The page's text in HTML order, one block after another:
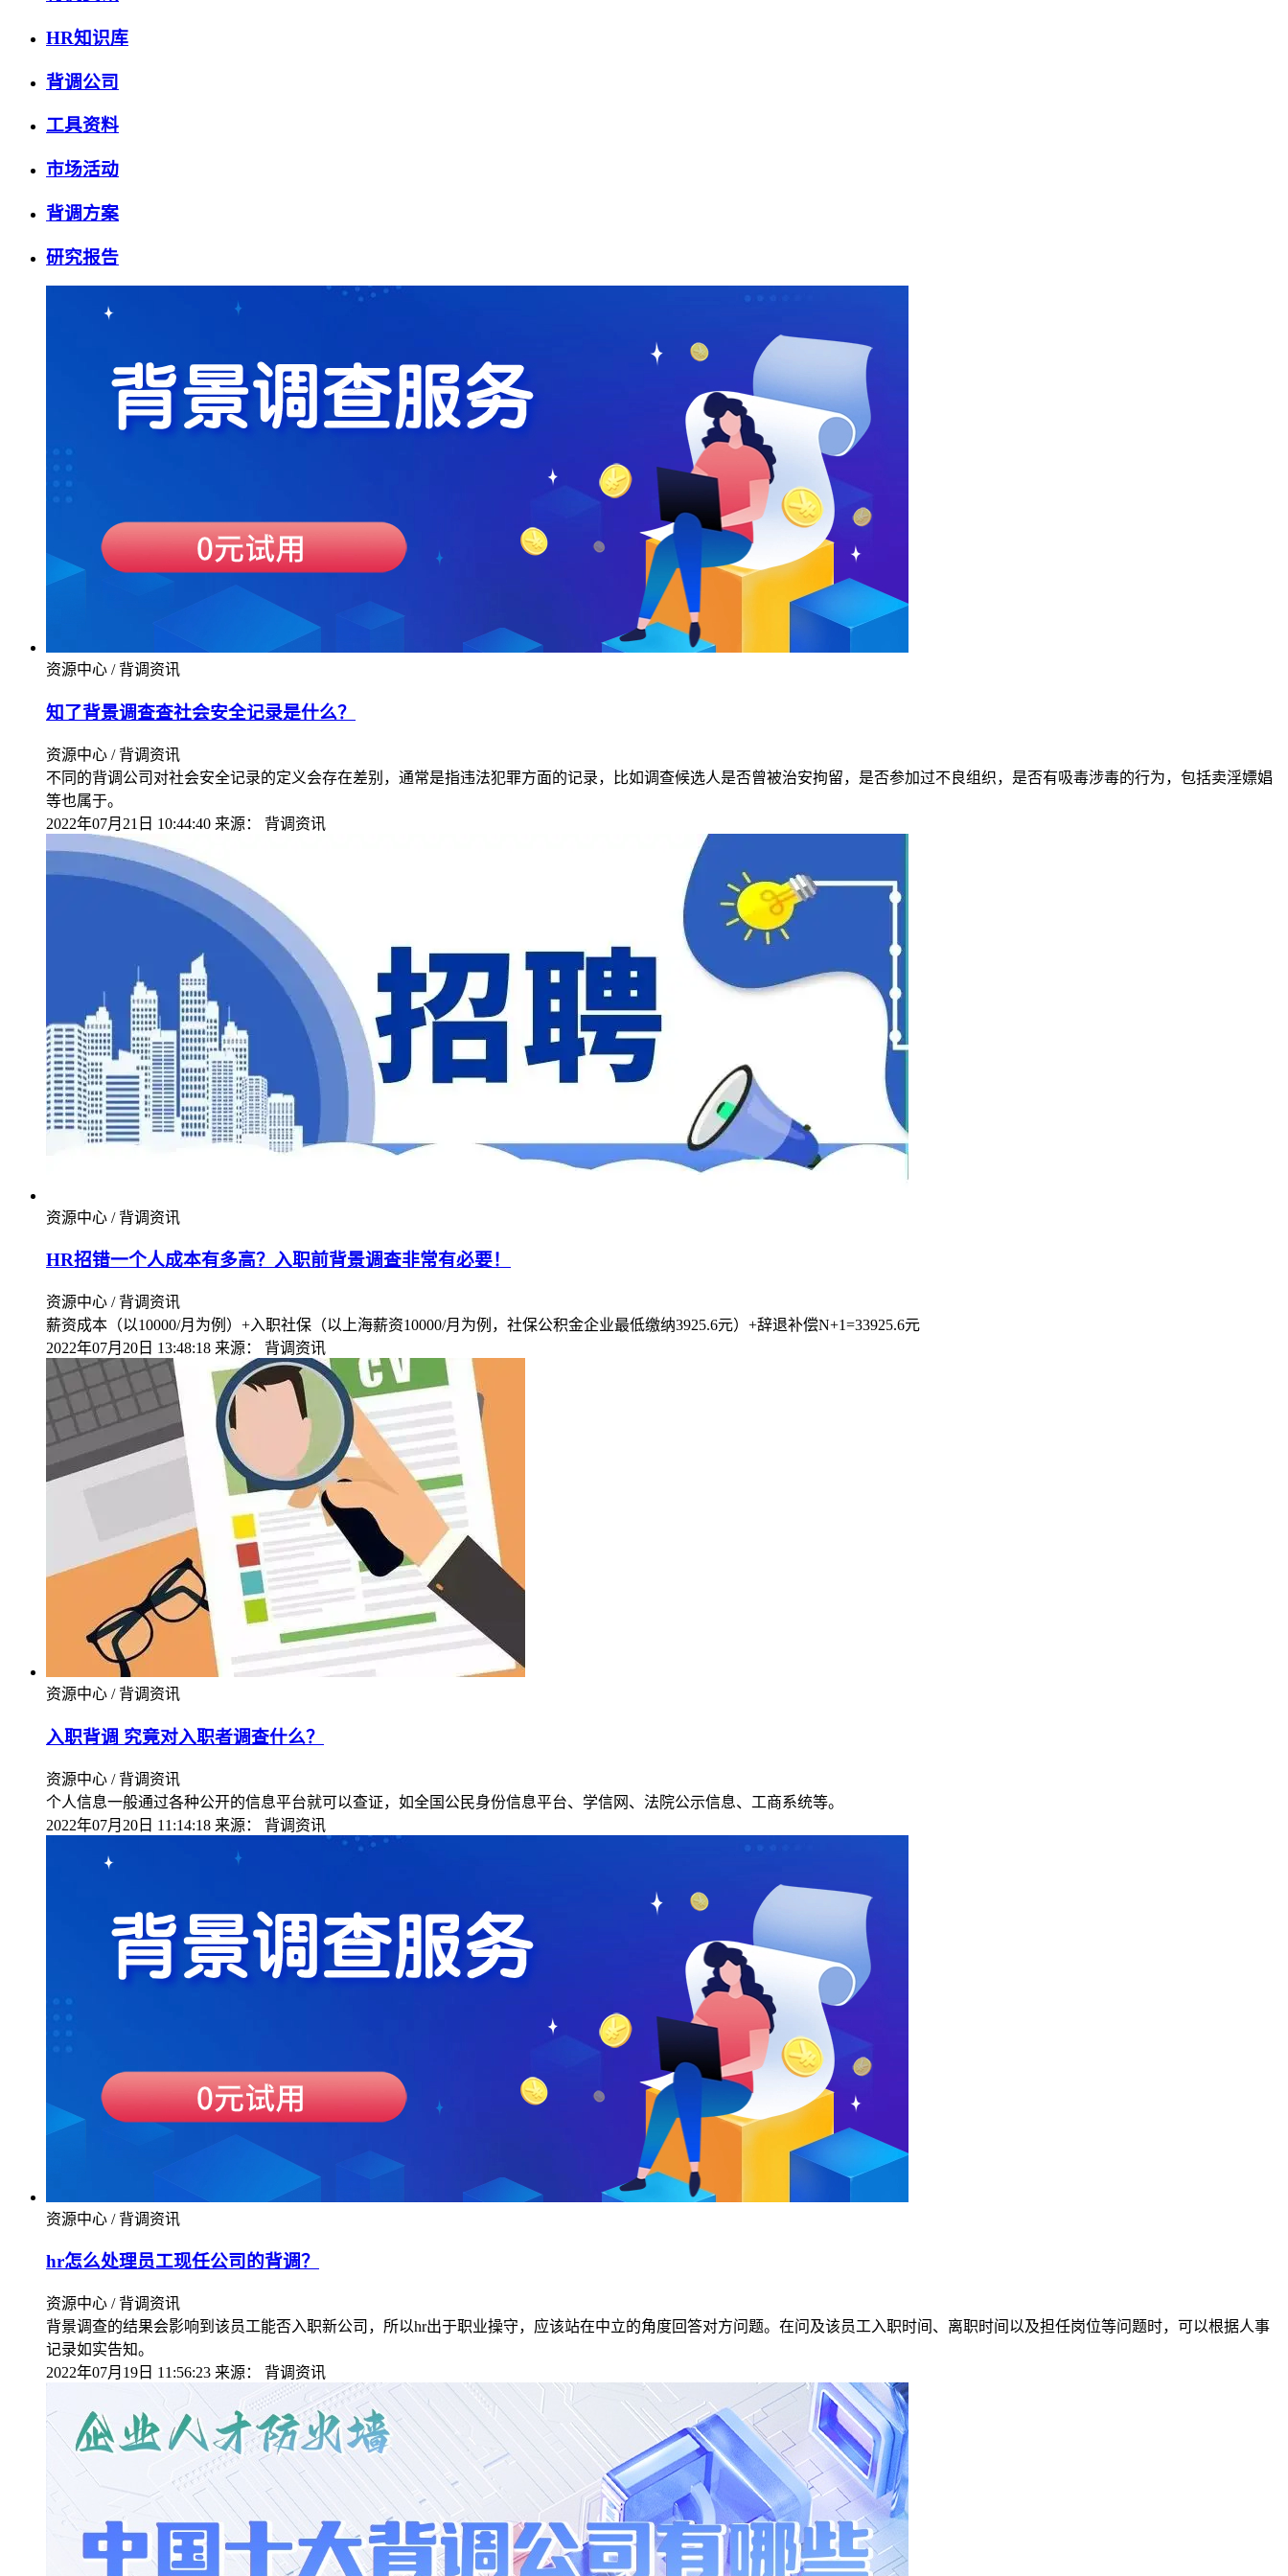
HR知识库
背调公司
工具资料
市场活动
背调方案
研究报告
资源中心 / 背调资讯
知了背景调查查社会安全记录是什么？
资源中心 / 背调资讯
不同的背调公司对社会安全记录的定义会存在差别，通常是指违法犯罪方面的记录，比如调查候选人是否曾被治安拘留，是否参加过不良组织，是否有吸毒涉毒的行为，包括卖淫嫖娼
等也属于。
2022年07月21日 10:44:40 来源： 背调资讯
资源中心 / 背调资讯
HR招错一个人成本有多高？入职前背景调查非常有必要！
资源中心 / 背调资讯
薪资成本（以10000/月为例）+入职社保（以上海薪资10000/月为例，社保公积金企业最低缴纳3925.6元）+辞退补偿N+1=33925.6元
2022年07月20日 13:48:18 来源： 背调资讯
资源中心 / 背调资讯
入职背调 究竟对入职者调查什么？
资源中心 / 背调资讯
个人信息一般通过各种公开的信息平台就可以查证，如全国公民身份信息平台、学信网、法院公示信息、工商系统等。
2022年07月20日 11:14:18 来源： 背调资讯
资源中心 / 背调资讯
hr怎么处理员工现任公司的背调？
资源中心 / 背调资讯
背景调查的结果会影响到该员工能否入职新公司，所以hr出于职业操守，应该站在中立的角度回答对方问题。在问及该员工入职时间、离职时间以及担任岗位等问题时，可以根据人事
记录如实告知。
2022年07月19日 11:56:23 来源： 背调资讯